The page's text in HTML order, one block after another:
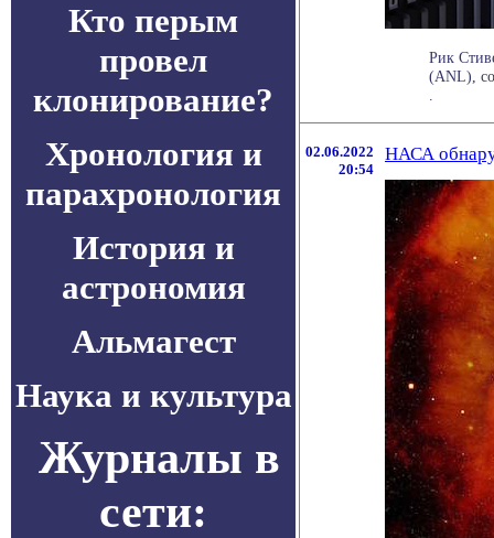
Кто перым
провел
клонирование?
Хронология и
парахронология
История и
астрономия
Альмагест
Наука и культура
Журналы в
сети:
Рик
(ANL),
02.06.2022
20:54
НАСА